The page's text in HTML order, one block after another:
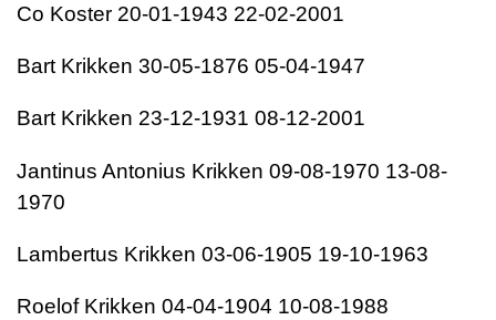
Co Koster 20-01-1943 22-02-2001
Bart Krikken 30-05-1876 05-04-1947
Bart Krikken 23-12-1931 08-12-2001
Jantinus Antonius Krikken 09-08-1970 13-08-
1970
Lambertus Krikken 03-06-1905 19-10-1963
Roelof Krikken 04-04-1904 10-08-1988